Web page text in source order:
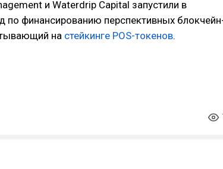
и Waterdrip Capital запустили в
по финансированию перспективных
на стейкинге POS-токенов.